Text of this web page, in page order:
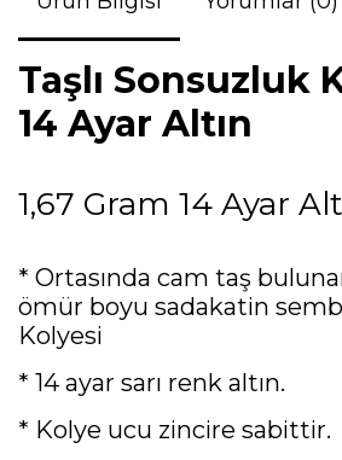
Taşlı Sonsuzluk
14 Ayar Altın
1,67 Gram 14 Ayar
* Ortasında cam taş
ömür boyu sadakatin
Kolyesi
* 14 ayar sarı renk altın.
* Kolye ucu zincire sabittir.